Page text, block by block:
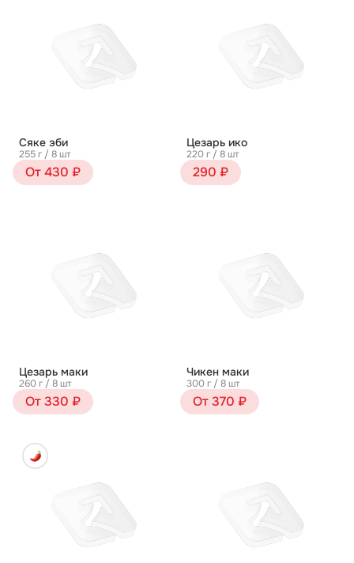
Сяке эби
255 г / 8 шт
От 430 ₽
Цезарь ико
220 г / 8 шт
290 ₽
Цезарь маки
260 г / 8 шт
От 330 ₽
Чикен маки
300 г / 8 шт
От 370 ₽